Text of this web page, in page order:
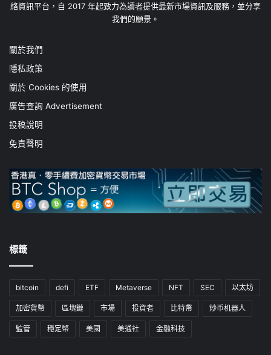
絡資訊平台，自 2017 年起致力為讀者提供最新市場資訊及服務，並分享
我們的願景。
關於我們
隱私政策
關於 Cookies 的使用
廣告查詢 Advertisement
投稿說明
免責聲明
標籤
bitcoin defi ETF Metaverse NFT SEC 以太坊
加密貨幣 區塊鏈 市場 投資者 比特幣 炒币机器人
監管 穩定幣 美國 美通社 金融科技